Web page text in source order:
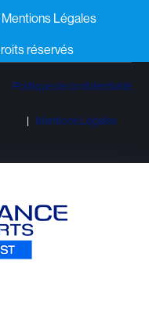
Mentions Légales
réservés
Politique de confidentialité
Mentions Légales